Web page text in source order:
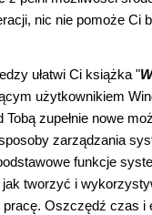
nic nie pomoże Ci
ułatwi Ci książka "
użytkownikiem
zupełnie nowe
zarządzania
funkcje
tworzyć i
Oszczędź czas i